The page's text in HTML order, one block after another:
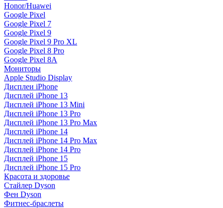
Honor/Huawei
Google Pixel
Google Pixel 7
Google Pixel 9
Google Pixel 9 Pro XL
Google Pixel 8 Pro
Google Pixel 8A
Мониторы
Apple Studio Display
Дисплеи iPhone
Дисплей iPhone 13
Дисплей iPhone 13 Mini
Дисплей iPhone 13 Pro
Дисплей iPhone 13 Pro Max
Дисплей iPhone 14
Дисплей iPhone 14 Pro Max
Дисплей iPhone 14 Pro
Дисплей iPhone 15
Дисплей iPhone 15 Pro
Красота и здоровье
Стайлер Dyson
Фен Dyson
Фитнес-браслеты